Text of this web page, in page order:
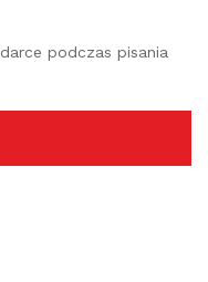
podczas pisania